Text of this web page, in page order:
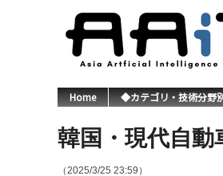
Home ◆カテゴリ・技術分野
韓国・現代自
（2025/3/25 23:59）